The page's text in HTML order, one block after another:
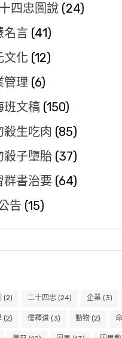
四忠圖說 (24)
名言 (41)
文化 (12)
管理 (6)
班文稿 (150)
殺生吃肉 (85)
殺子墮胎 (37)
群書治要 (64)
告 (15)
(2) 二十四忠 (24) 企業 (3)
(2) 儒釋道 (3) 動物 (2)